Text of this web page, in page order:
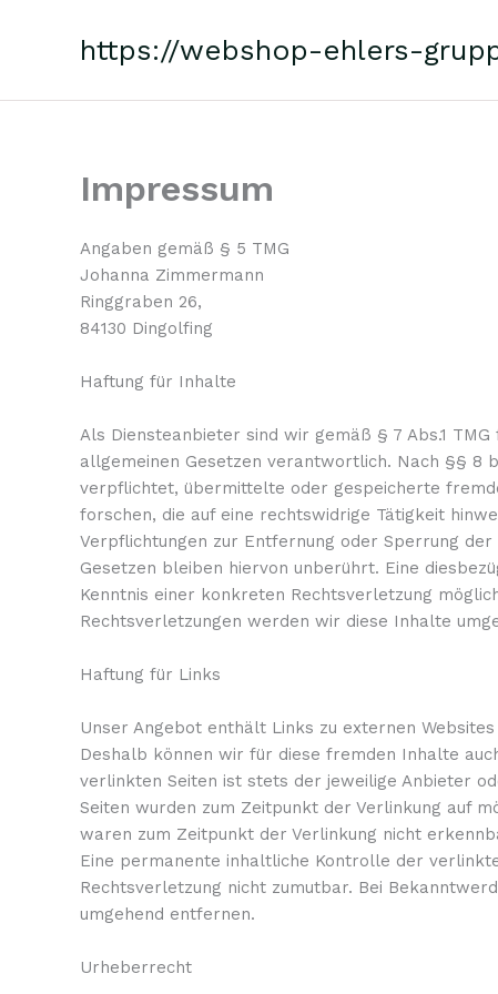
https://webshop-ehlers-
Impressum
Angaben gemäß § 5 TMG
Johanna Zimmermann
Ringgraben 26,
84130 Dingolfing
Haftung für Inhalte
Als Diensteanbieter sind wir gemäß § 7 Abs.1
allgemeinen Gesetzen verantwortlich. Nach §§ 8
verpflichtet, übermittelte oder gespeicherte
forschen, die auf eine rechtswidrige Tätigkeit
Verpflichtungen zur Entfernung oder Sperrung
Gesetzen bleiben hiervon unberührt. Eine
Kenntnis einer konkreten Rechtsverletzung
Rechtsverletzungen werden wir diese Inhalte
Haftung für Links
Unser Angebot enthält Links zu externen
Deshalb können wir für diese fremden Inhalte
verlinkten Seiten ist stets der jeweilige Anbieter
Seiten wurden zum Zeitpunkt der Verlinkung auf
waren zum Zeitpunkt der Verlinkung nicht
Eine permanente inhaltliche Kontrolle der
Rechtsverletzung nicht zumutbar. Bei
umgehend entfernen.
Urheberrecht